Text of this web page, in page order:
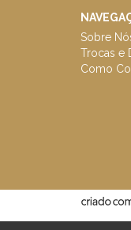
Sobre
Trocas e
Como